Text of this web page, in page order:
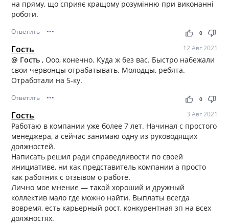
на пряму, що сприяє кращому розумінню при виконанні
роботи.
Ответить ••• thumb_up thumb_down
0
Гость 12 Авг 2021
@ Гость, Ооо, конечно. Куда ж без вас. Быстро набежали
свои червонцы отрабатывать. Молодцы, ребята.
Отработали на 5-ку.
Ответить ••• thumb_up thumb_down
0
Гость 3 Авг 2021
Работаю в компании уже более 7 лет. Начинал с простого
менеджера, а сейчас занимаю одну из руководящих
должностей.
Написать решил ради справедливости по своей
инициативе, ни как представитель компании а просто
как работник с отзывом о работе.
Лично мое мнение — такой хороший и дружный
коллектив мало где можно найти. Выплаты всегда
вовремя, есть карьерный рост, конкурентная зп на всех
должностях.